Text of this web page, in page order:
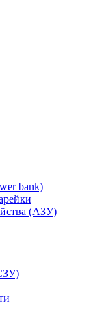
bank)
(АЗУ)